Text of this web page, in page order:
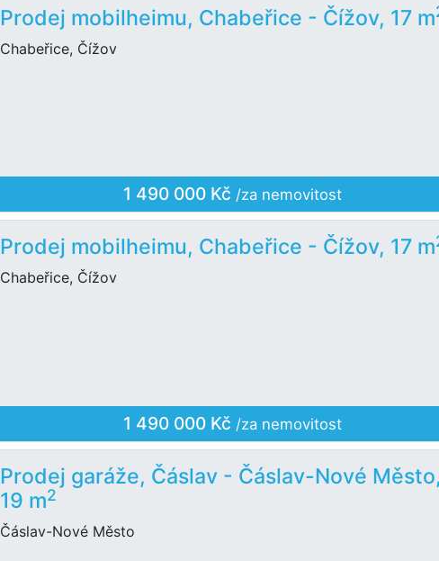
Prodej mobilheimu, Chabeřice - Čížov, 17 m
Chabeřice, Čížov
1 490 000 Kč /za nemovitost
Prodej mobilheimu, Chabeřice - Čížov, 17 m
Chabeřice, Čížov
1 490 000 Kč /za nemovitost
Prodej garáže, Čáslav - Čáslav-Nové
19 m2
Čáslav-Nové Město